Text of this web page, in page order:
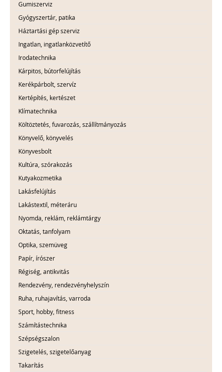
Gumiszerviz
Gyógyszertár, patika
Háztartási gép szerviz
Ingatlan, ingatlanközvetítő
Irodatechnika
Kárpitos, bútorfelújítás
Kerékpárbolt, szervíz
Kertépítés, kertészet
Klímatechnika
Költöztetés, fuvarozás, szállítmányozás
Könyvelő, könyvelés
Könyvesbolt
Kultúra, szórakozás
Kutyakozmetika
Lakásfelújítás
Lakástextil, méteráru
Nyomda, reklám, reklámtárgy
Oktatás, tanfolyam
Optika, szemüveg
Papír, írószer
Régiség, antikvitás
Rendezvény, rendezvényhelyszín
Ruha, ruhajavítás, varroda
Sport, hobby, fitness
Számítástechnika
Szépségszalon
Szigetelés, szigetelőanyag
Takarítás